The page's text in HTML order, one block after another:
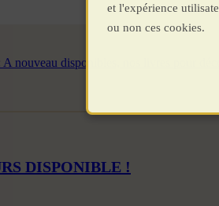
nouveau disponibles, nos livres pour
DISPONIBLE !
et l'expérience
ou non ces cookies.